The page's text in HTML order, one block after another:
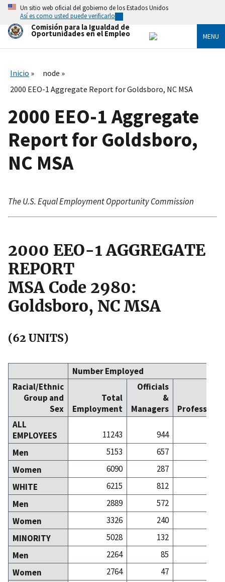
Skip
main
content
Un sitio web oficial del gobierno de los Estados Unidos
Así es como usted puede verificarlo
Comisión para la Igualdad de
Oportunidades en el Empleo MENU
Inicio
node
2000 EEO-1 Aggregate Report for Goldsboro, NC MSA
2000 EEO-1 Aggregate
Report for Goldsboro,
NC MSA
The U.S. Equal Employment Opportunity Commission
2000 EEO-1 AGGREGATE
REPORT
MSA Code 2980:
Goldsboro, NC MSA
(62 UNITS)
Number Employed
Racial/Ethnic
Group and
Sex
Total
Employment
Officials
&
Managers
ALL
EMPLOYEES
11243 944
Men
5153 657
Women
6090 287
WHITE
6215 812
Men
2889 572
Women
3326 240
MINORITY
5028 132
Men
2264 85
Women
2764 47